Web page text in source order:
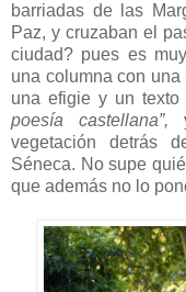
barriadas de las
Paz, y cruzaban el
ciudad? pues es
una columna con
una efigie y un texto
poesía castellana”,
vegetación detrás
Séneca. No supe
que además no lo